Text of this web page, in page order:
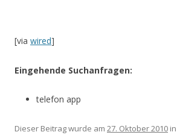
[via wired]
Eingehende Suchanfragen:
telefon app
Dieser Beitrag wurde am 27. Oktober 2010 in